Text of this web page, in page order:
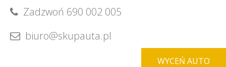
Zadzwoń 690 002 005
biuro@skupauta.pl
WYCEŃ AUTO